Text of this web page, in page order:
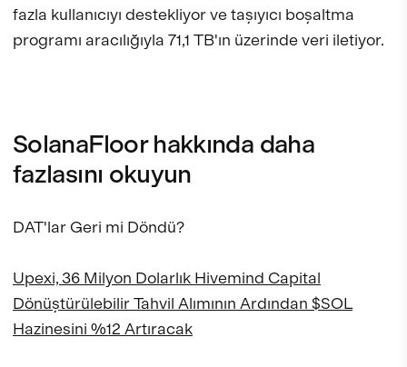
fazla kullanıcıyı destekliyor ve taşıyıcı boşaltma
programı aracılığıyla 71,1 TB'ın üzerinde veri iletiyor.
SolanaFloor hakkında daha
fazlasını okuyun
DAT'lar Geri mi Döndü?
Upexi, 36 Milyon Dolarlık Hivemind Capital
Dönüştürülebilir Tahvil Alımının Ardından $SOL
Hazinesini %12 Artıracak